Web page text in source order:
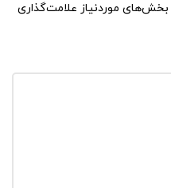
بخش‌های موردنیاز علامت‌گذاری